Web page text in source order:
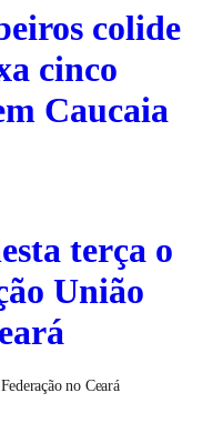
colide
cinco
Caucaia
terça o
União
no Ceará